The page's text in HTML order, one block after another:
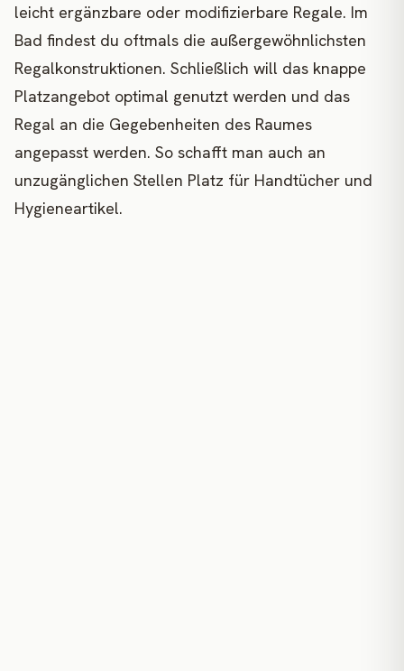
leicht ergänzbare oder modifizierbare Regale. Im
Bad findest du oftmals die außergewöhnlichsten
Regalkonstruktionen. Schließlich will das knappe
Platzangebot optimal genutzt werden und das
Regal an die Gegebenheiten des Raumes
angepasst werden. So schafft man auch an
unzugänglichen Stellen Platz für Handtücher und
Hygieneartikel.